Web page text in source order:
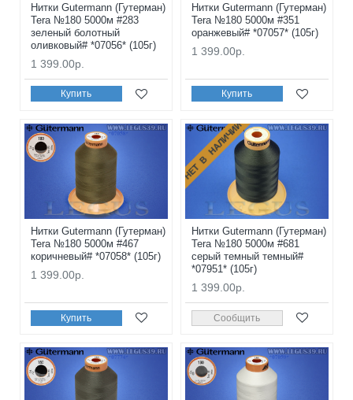
Нитки Gutermann (Гутерман)
Tera №180 5000м #283
зеленый болотный
оливковый# *07056* (105г)
1 399.00р.
Купить
Нитки Gutermann (Гутерман)
Tera №180 5000м #351
оранжевый# *07057* (105г)
1 399.00р.
Купить
Нитки Gutermann (Гутерман)
Tera №180 5000м #467
коричневый# *07058* (105г)
1 399.00р.
Купить
НЕТ В НАЛИЧИИ
Нитки Gutermann (Гутерман)
Tera №180 5000м #681
серый темный темный#
*07951* (105г)
1 399.00р.
Сообщить